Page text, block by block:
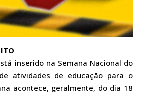
inserido na Semana Nacional do
atividades de educação para o
acontece, geralmente, do dia 18